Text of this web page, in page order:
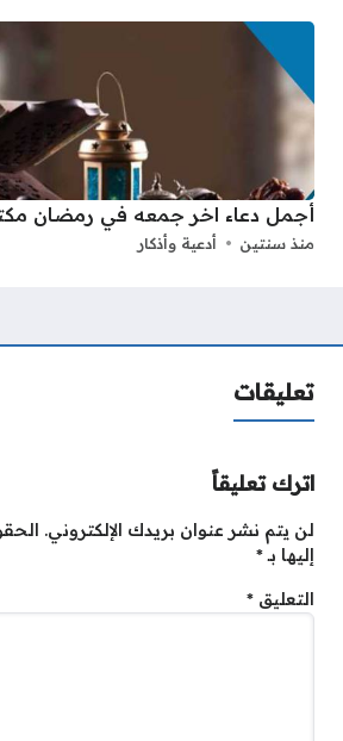
أجمل دعاء اخر جمعه في رمضان
منذ سنتين أدعية وأذكار
تعليقات
اترك تعليقاً
لن يتم نشر عنوان بريدك الإلكتروني.
إليها بـ*
التعليق *